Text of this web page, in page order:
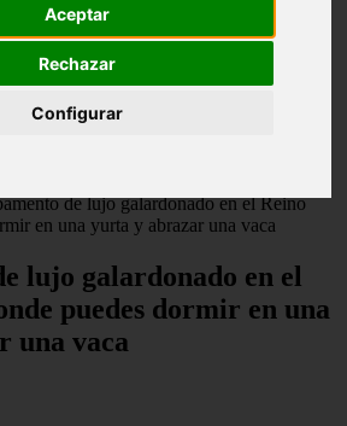
Aceptar
Rechazar
Configurar
de lujo galardonado en el Reino
en una yurta y abrazar una vaca
lujo galardonado en el
puedes dormir en una
una vaca